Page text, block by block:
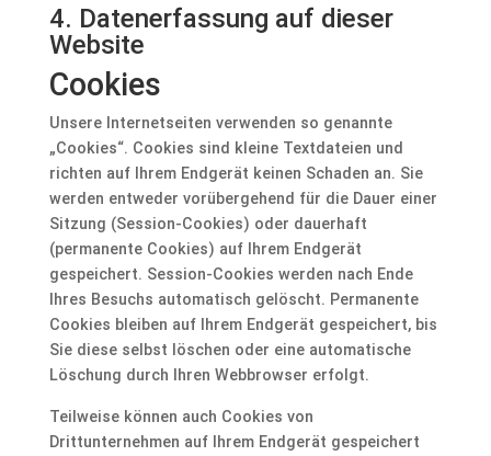
4. Datenerfassung auf dieser
Website
Cookies
Unsere Internetseiten verwenden so genannte
„Cookies“. Cookies sind kleine Textdateien und
richten auf Ihrem Endgerät keinen Schaden an. Sie
werden entweder vorübergehend für die Dauer einer
Sitzung (Session-Cookies) oder dauerhaft
(permanente Cookies) auf Ihrem Endgerät
gespeichert. Session-Cookies werden nach Ende
Ihres Besuchs automatisch gelöscht. Permanente
Cookies bleiben auf Ihrem Endgerät gespeichert, bis
Sie diese selbst löschen oder eine automatische
Löschung durch Ihren Webbrowser erfolgt.
Teilweise können auch Cookies von
Drittunternehmen auf Ihrem Endgerät gespeichert